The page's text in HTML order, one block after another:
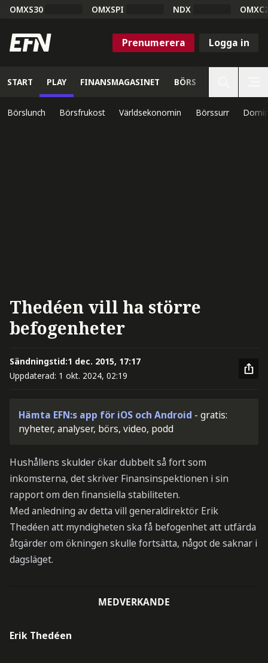
OMXS30 OMXSPI NDX
Prenumerera Logga in
START PLAY FINANSMAGASINET BÖRS
Börslunch Börsfrukost Världsekonomin Börssurr
Thedéen vill ha större
befogenheter
Sändningstid:1 dec. 2015, 17:17
Uppdaterad: 1 okt. 2024, 02:19
Hämta EFN:s app för iOS och Android - gratis:
nyheter, analyser, börs, video, podd
Hushållens skulder ökar dubbelt så fort som
inkomsterna, det skriver Finansinspektionen i sin
rapport om den finansiella stabiliteten.
Med anledning av detta vill generaldirektör Erik
Thedéen att myndigheten ska få befogenhet att utfärda
åtgärder om ökningen skulle fortsätta, något de saknar i
dagsläget.
MEDVERKANDE
Erik Thedéen